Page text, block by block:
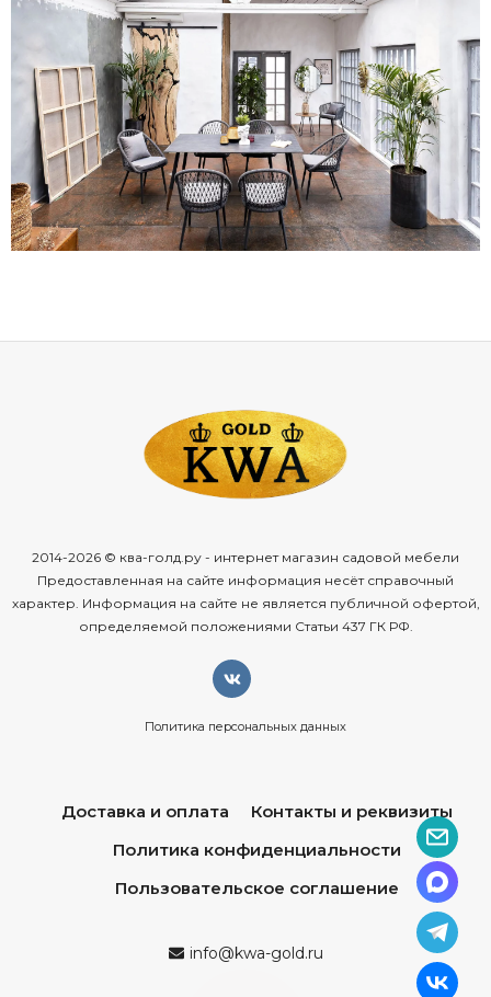
Правильноподобраннаямебель— основауюта
функциональностилюбогопространства. Она:
формируетатмосферу— задаёттонвсему
интерьеру,создаёт нужноенастроение;
оптимизируетпространство— помогаетэффективно
использоватьплощадьдажевнебольших
помещениях;
обеспечиваеткомфорт— эргономичныемодели
дополняетдизайнерскуюконцепцию;
функциональность
ценностьпомещения— продуманный
увеличиваетпривлекательность
объекта.
представлены наKWA‑GOLD.RU?
Внашем каталогевы найдётевсёнеобходимоедля
обустройства:
кресла, журнальные
Спальни:кровати,шкафы, комоды,трюмо,
прикроватные
зоны:
кресла,
шкафы‑купе,банкетки,зеркала,
консоли.
для
2014-2026 © ква-голд.ру - интернет магазин садовой мебели
Предоставленная на сайте информация несёт справочный
характер. Информация на сайте не является публичной офертой,
определяемой положениями Статьи 437 ГК РФ.
Политика персональных данных
Доставка и оплата
Контакты и реквизиты
Политика конфиденциальности
Пользовательское соглашение
info@kwa-gold.ru